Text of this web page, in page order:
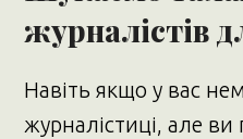
журналістів
Навіть якщо у вас
журналістиці, але